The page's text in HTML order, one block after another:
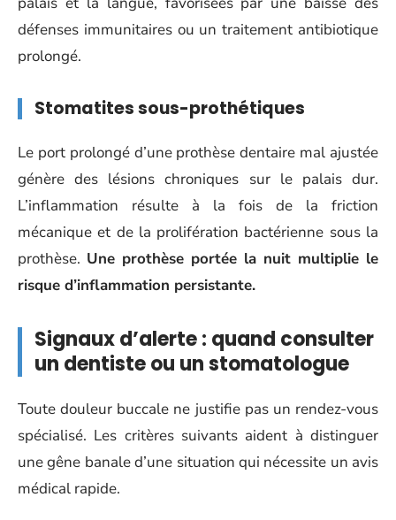
défenses immunitaires ou un traitement antibiotique
prolongé.
Stomatites sous-prothétiques
Le port prolongé d’une prothèse dentaire mal ajustée
génère des lésions chroniques sur le palais dur.
L’inflammation résulte à la fois de la friction
mécanique et de la prolifération bactérienne sous la
prothèse. Une prothèse portée la nuit multiplie le
risque d’inflammation persistante.
Signaux d’alerte : quand consulter
un dentiste ou un stomatologue
Toute douleur buccale ne justifie pas un rendez-vous
spécialisé. Les critères suivants aident à distinguer
une gêne banale d’une situation qui nécessite un avis
médical rapide.